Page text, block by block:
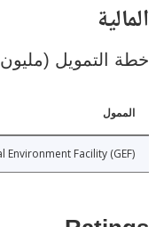
(مليون دولار)
Global Environment Facility